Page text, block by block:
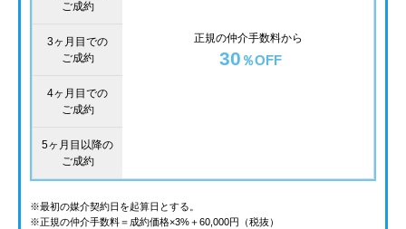
正規の仲介手数料から
30 ％OFF
ご成約
3ヶ月目での
ご成約
4ヶ月目での
ご成約
5ヶ月目以降の
ご成約
※最初の媒介契約日を起算日とする。
※正規の仲介手数料＝成約価格×3%＋60,000円（税抜）